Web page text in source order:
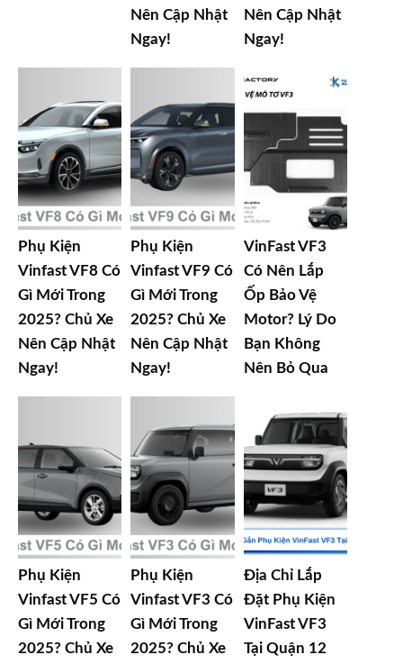
Nên Cập Nhật
Ngay!
Nên Cập Nhật
Ngay!
Phụ Kiện
Vinfast VF8 Có
Gì Mới Trong
2025? Chủ Xe
Nên Cập Nhật
Ngay!
Phụ Kiện
Vinfast VF9 Có
Gì Mới Trong
2025? Chủ Xe
Nên Cập Nhật
Ngay!
VinFast VF3
Có Nên Lắp
Ốp Bảo Vệ
Motor? Lý Do
Bạn Không
Nên Bỏ Qua
Phụ Kiện
Vinfast VF5 Có
Gì Mới Trong
2025? Chủ Xe
Phụ Kiện
Vinfast VF3 Có
Gì Mới Trong
2025? Chủ Xe
Địa Chỉ Lắp
Đặt Phụ Kiện
VinFast VF3
Tại Quận 12